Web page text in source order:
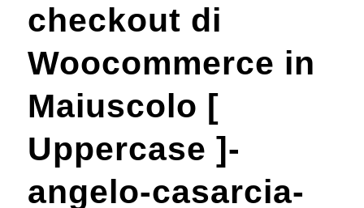
checkout di
Woocommerce in
Maiuscolo [
Uppercase ]-
angelo-casarcia-